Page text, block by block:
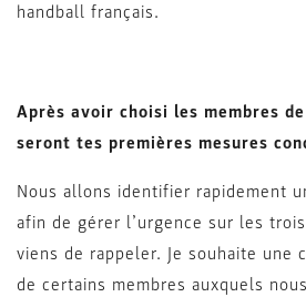
handball français.
Après avoir choisi les membres
seront tes premières mesures
Nous allons identifier rapidement
afin de gérer l’urgence sur les
viens de rappeler. Je souhaite une
de certains membres auxquels